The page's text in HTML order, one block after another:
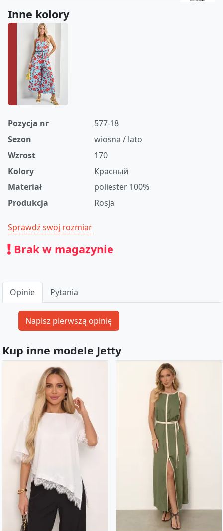
Inne kolory
Pozycja nr
577-18
Sezon
wiosna / lato
Wzrost
170
Kolory
Красный
Materiał
poliester 100%
Produkcja
Rosja
Sprawdź swoj rozmiar
Brak w magazynie
Opinie Pytania
Kup inne modele Jetty